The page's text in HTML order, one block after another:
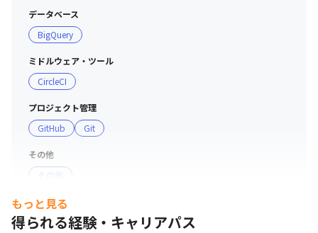
【潜入】カジュアルな雰囲気の会議に、バーチャル参加
データベース
BigQuery
ミドルウェア・ツール
CircleCI
プロジェクト管理
GitHub
Git
その他
その他
もっと見る
得られる経験・キャリアパス